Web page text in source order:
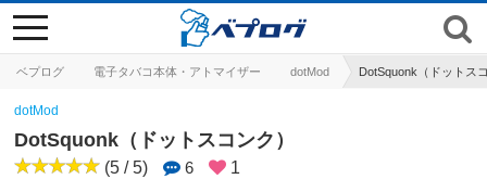
ベプログ 電子タバコ本体・アトマイザー dotMod DotSquonk（ドットス
toggle
navigation
dotMod
DotSquonk（ドットスコンク）
(5 / 5) 6 1